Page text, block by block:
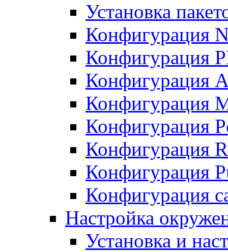
Установка
Конфигурация
Конфигурация
Конфигурация
Конфигурация
Конфигурация
Конфигурация
Конфигурация
Конфигурация
Настройка
Установка и